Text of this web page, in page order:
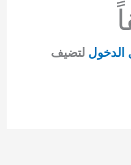
لتضيف